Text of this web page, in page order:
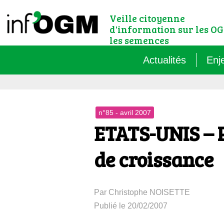
Veille citoyenne
d'information sur les
les semences
Actualités
n°85 - avril 2007
ETATS-UNIS
de croissance
Par Christophe NOISETTE
Publié le 20/02/2007